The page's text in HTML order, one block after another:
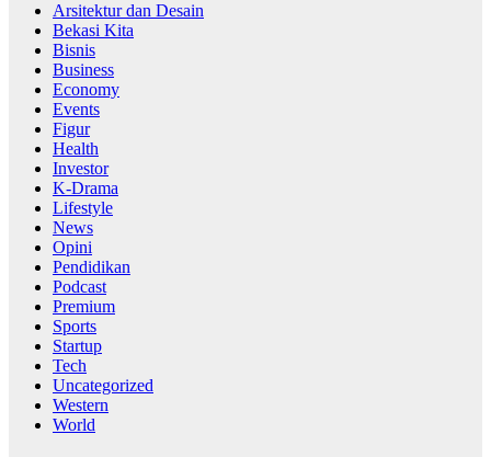
Arsitektur dan Desain
Bekasi Kita
Bisnis
Business
Economy
Events
Figur
Health
Investor
K-Drama
Lifestyle
News
Opini
Pendidikan
Podcast
Premium
Sports
Startup
Tech
Uncategorized
Western
World